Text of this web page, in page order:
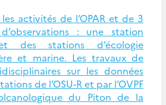
les activités de l’OPAR et de 3
: une station
des stations d’écologie
et marine. Les travaux de
sur les données
de l’OSU-R et par l’OVPF
du Piton de la